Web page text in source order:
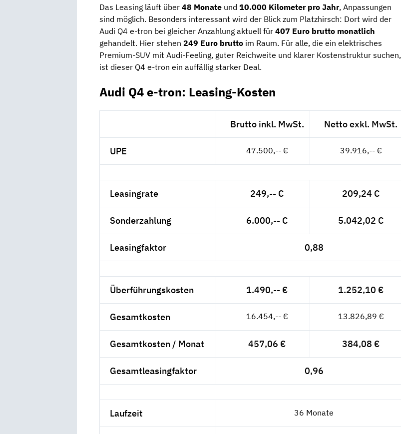
Das Leasing läuft über 48 Monate und 10.000 Kilometer pro Jahr, Anpassungen
sind möglich. Besonders interessant wird der Blick zum Platzhirsch: Dort wird der
Audi Q4 e-tron bei gleicher Anzahlung aktuell für 407 Euro brutto monatlich
gehandelt. Hier stehen 249 Euro brutto im Raum. Für alle, die ein elektrisches
Premium-SUV mit Audi-Feeling, guter Reichweite und klarer Kostenstruktur suchen,
ist dieser Q4 e-tron ein auffällig starker Deal.
Audi Q4 e-tron: Leasing-Kosten
Brutto inkl. MwSt. Netto exkl. MwSt.
UPE 47.500,-- € 39.916,-- €
Leasingrate 249,-- € 209,24 €
Sonderzahlung 6.000,-- € 5.042,02 €
Leasingfaktor 0,88
Überführungskosten 1.490,-- € 1.252,10 €
Gesamtkosten 16.454,-- € 13.826,89 €
Gesamtkosten / Monat 457,06 € 384,08 €
Gesamtleasingfaktor 0,96
Laufzeit 36 Monate